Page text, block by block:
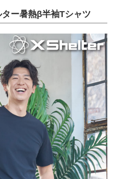
ー暑熱β半袖Tシャツ